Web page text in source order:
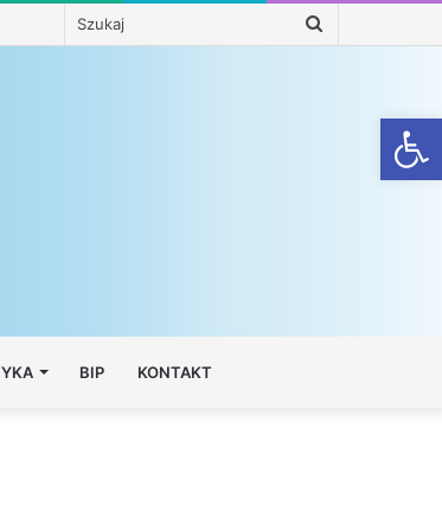
BIP KONTAKT